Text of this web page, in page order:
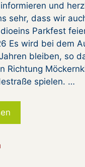
und
sehr, dass wir
Parkfest
Es wird bei dem
bleiben, so
Richtung
spielen. …